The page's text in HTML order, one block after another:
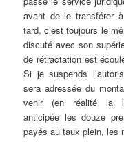
avant de le transférer
tard, c’est toujours le
discuté avec son
de rétractation est
Si je suspends
sera adressée du
venir (en réalité la
anticipée les douze
payés au taux plein, les